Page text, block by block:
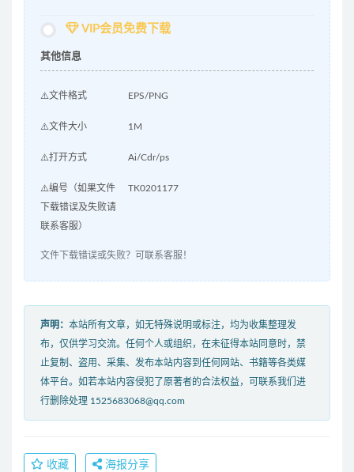
VIP会员免费下载
其他信息
⚠️文件格式 EPS/PNG
⚠️文件大小 1M
⚠️打开方式 Ai/Cdr/ps
⚠️编号（如果文件
下载错误及失败请
联系客服）
TK0201177
文件下载错误或失败？可联系客服！
声明： 本站所有文章，如无特殊说明或标注，均为收集整理发
布，仅供学习交流。任何个人或组织，在未征得本站同意时，禁
止复制、盗用、采集、发布本站内容到任何网站、书籍等各类媒
体平台。如若本站内容侵犯了原著者的合法权益，可联系我们进
行删除处理 1525683068@qq.com
收藏 海报分享